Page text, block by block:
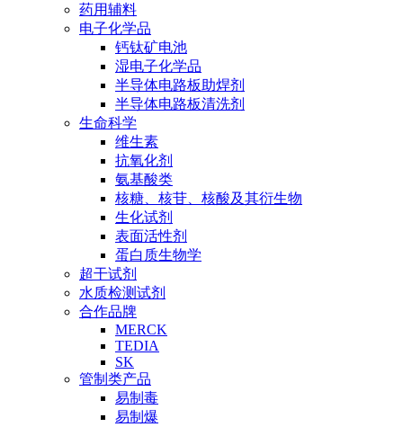
药用辅料
电子化学品
钙钛矿电池
湿电子化学品
半导体电路板助焊剂
半导体电路板清洗剂
生命科学
维生素
抗氧化剂
氨基酸类
核糖、核苷、核酸及其衍生物
生化试剂
表面活性剂
蛋白质生物学
超干试剂
水质检测试剂
合作品牌
MERCK
TEDIA
SK
管制类产品
易制毒
易制爆